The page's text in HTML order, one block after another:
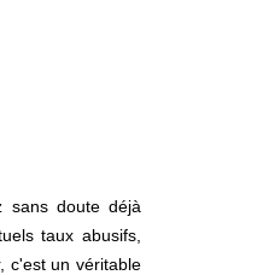
sans doute déjà
taux abusifs,
c'est un véritable